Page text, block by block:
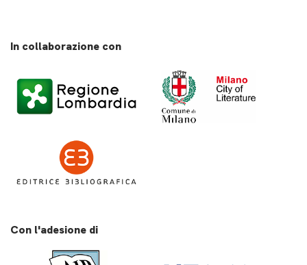
In collaborazione con
Con l'adesione di